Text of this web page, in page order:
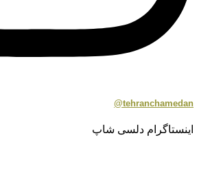
tehranchamedan@
اینستاگرام دلسی شاپ